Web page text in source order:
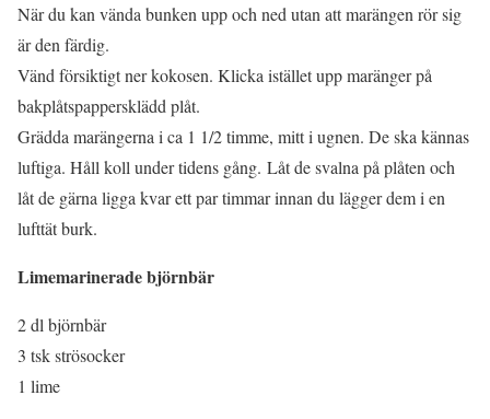
När du kan vända bunken upp och ned utan att marängen rör sig
är den färdig.
Vänd försiktigt ner kokosen. Klicka istället upp maränger på
bakplåtspappersklädd plåt.
Grädda marängerna i ca 1 1/2 timme, mitt i ugnen. De ska kännas
luftiga. Håll koll under tidens gång. Låt de svalna på plåten och
låt de gärna ligga kvar ett par timmar innan du lägger dem i en
lufttät burk.
Limemarinerade björnbär
2 dl björnbär
3 tsk strösocker
1 lime